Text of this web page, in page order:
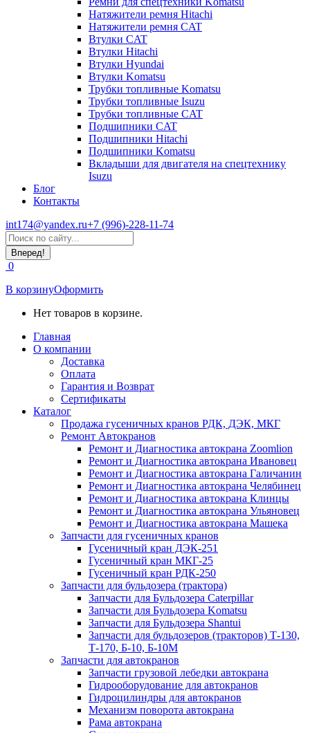
Натяжители ремня Hitachi
Натяжители ремня CAT
Втулки CAT
Втулки Hitachi
Втулки Hyundai
Втулки Komatsu
Трубки топливные Komatsu
Трубки топливные Isuzu
Трубки топливные CAT
Подшипники CAT
Подшипники Hitachi
Подшипники Komatsu
Вкладыши для двигателя на спецтехнику
Isuzu
Блог
Контакты
int174@yandex.ru+7 (996)-228-11-74
Страница
WhatsApp
открывается
в
новом
окне
Поиск:
0
В корзинуОформить
Нет товаров в корзине.
Главная
О компании
Доставка
Оплата
Гарантия и Возврат
Сертификаты
Каталог
Продажа гусеничных кранов РДК, ДЭК, МКГ
Ремонт Автокранов
Ремонт и Диагностика автокрана Zoomlion
Ремонт и Диагностика автокрана Ивановец
Ремонт и Диагностика автокрана Галичанин
Ремонт и Диагностика автокрана Челябинец
Ремонт и Диагностика автокрана Клинцы
Ремонт и Диагностика автокрана Ульяновец
Ремонт и Диагностика автокрана Машека
Запчасти для гусеничных кранов
Гусеничный кран ДЭК-251
Гусеничный кран МКГ-25
Гусеничный кран РДК-250
Запчасти для бульдозера (трактора)
Запчасти для Бульдозера Caterpillar
Запчасти для Бульдозера Komatsu
Запчасти для Бульдозера Shantui
Запчасти для бульдозеров (тракторов) Т-130,
Т-170, Б-10, Б-10М
Запчасти для автокранов
Запчасти грузовой лебедки автокрана
Гидрооборудование для автокранов
Гидроцилиндры для автокранов
Механизм поворота автокрана
Рама автокрана